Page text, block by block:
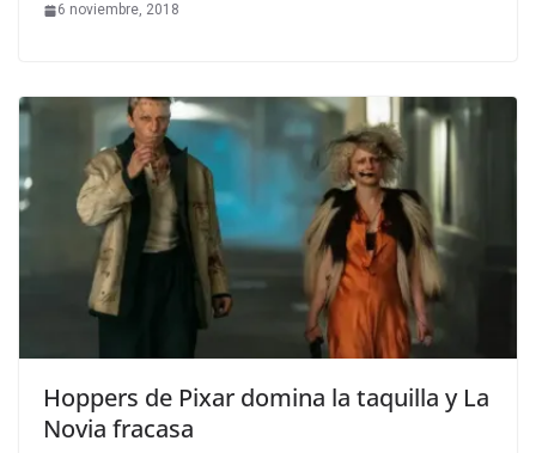
6 noviembre, 2018
Hoppers de Pixar domina la taquilla y La
Novia fracasa